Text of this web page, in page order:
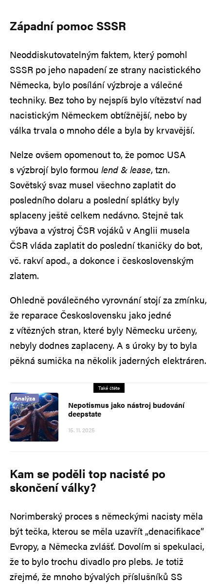
Západní pomoc SSSR
Neoddiskutovatelným faktem, který pomohl
SSSR po jeho napadení ze strany nacistického
Německa, bylo posílání výzbroje a válečné
techniky. Bez toho by nejspíš bylo vítězství nad
nacistickým Německem obtížnější, nebo by
válka trvala o mnoho déle a byla by krvavější.
Nelze ovšem opomenout to, že pomoc USA
s výzbrojí bylo formou lend & lease, tzn.
Sovětský svaz musel všechno zaplatit do
posledního dolaru a poslední splátky byly
splaceny ještě celkem nedávno. Stejně tak
výbava a výstroj ČSR vojáků v Anglii musela
ČSR vláda zaplatit do poslední tkaničky do bot,
vč. rakví apod., a dokonce i československým
zlatem.
Ohledně poválečného vyrovnání stojí za zmínku,
že reparace Československu jako jedné
z vítězných stran, které byly Německu určeny,
nebyly dodnes zaplaceny. A s úroky by to byla
pěkná sumička na několik jaderných elektráren.
Také čtěte
Analýza
Nepotismus jako nástroj budování
deepstate
15. 11. 2025
Kam se poděli top nacisté po
skončení války?
Norimberský proces s německými nacisty měla
být tečka, kterou se měla uzavřít „denacifikace”
Evropy, a Německa zvlášť. Dovolím si spekulaci,
že to bylo trochu divadlo pro plebs. Je totiž
zřejmé, že mnoho bývalých příslušníků SS